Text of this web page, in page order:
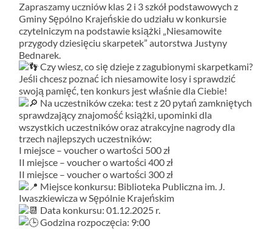
Zapraszamy uczniów klas 2 i 3 szkół podstawowych z
Gminy Sępólno Krajeńskie do udziału w konkursie
czytelniczym na podstawie książki „Niesamowite
przygody dziesięciu skarpetek” autorstwa Justyny
Bednarek.
Czy wiesz, co się dzieje z zagubionymi skarpetkami?
Jeśli chcesz poznać ich niesamowite losy i sprawdzić
swoją pamięć, ten konkurs jest właśnie dla Ciebie!
Na uczestników czeka: test z 20 pytań zamkniętych
sprawdzający znajomość książki, upominki dla
wszystkich uczestników oraz atrakcyjne nagrody dla
trzech najlepszych uczestników:
I miejsce – voucher o wartości 500 zł
II miejsce – voucher o wartości 400 zł
II miejsce – voucher o wartości 300 zł
Miejsce konkursu: Biblioteka Publiczna im. J.
Iwaszkiewicza w Sępólnie Krajeńskim
Data konkursu: 01.12.2025 r.
Godzina rozpoczęcia: 9:00